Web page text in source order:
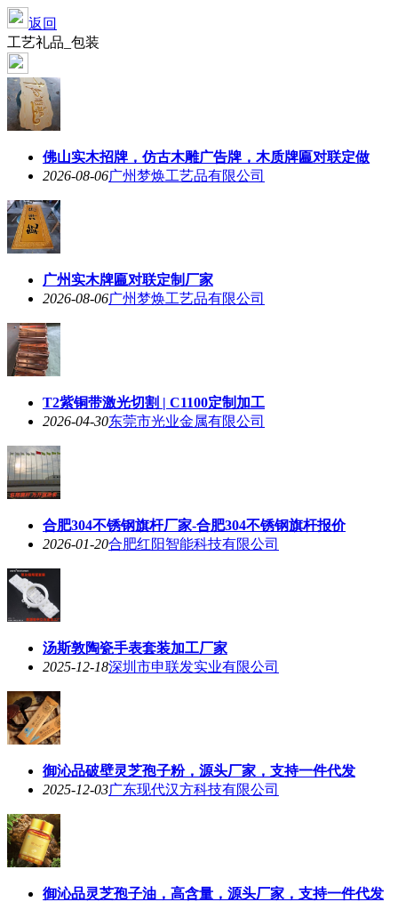
返回
工艺礼品_包装
佛山实木招牌，仿古木雕广告牌，木质牌匾对联定做
2026-08-06广州梦焕工艺品有限公司
广州实木牌匾对联定制厂家
2026-08-06广州梦焕工艺品有限公司
T2紫铜带激光切割 | C1100定制加工
2026-04-30东莞市光业金属有限公司
合肥304不锈钢旗杆厂家-合肥304不锈钢旗杆报价
2026-01-20合肥红阳智能科技有限公司
汤斯敦陶瓷手表套装加工厂家
2025-12-18深圳市申联发实业有限公司
御沁品破壁灵芝孢子粉，源头厂家，支持一件代发
2025-12-03广东现代汉方科技有限公司
御沁品灵芝孢子油，高含量，源头厂家，支持一件代发